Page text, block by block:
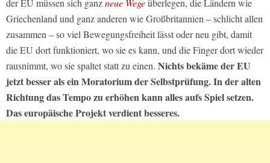
Griechenland und ganz anderen wie Großbritannien – schlicht allen
zusammen – so viel Bewegungsfreiheit lässt oder neu gibt, damit
die EU dort funktioniert, wo sie es kann, und die Finger dort wieder
rausnimmt, wo sie spaltet statt zu einen. Nichts bekäme der EU
jetzt besser als ein Moratorium der Selbstprüfung. In der alten
Richtung das Tempo zu erhöhen kann alles aufs Spiel setzen.
Das europäische Projekt verdient besseres.